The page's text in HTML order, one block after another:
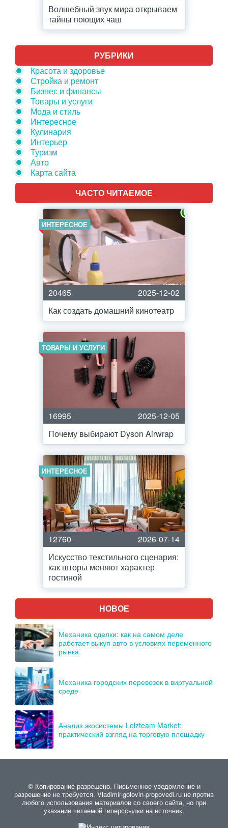
Волшебный звук мира открываем
тайны поющих чаш
РУБРИКИ
Красота и здоровье
Стройка и ремонт
Бизнес и финансы
Товары и услуги
Мода и стиль
Интересное
Кулинария
Интерьер
Туризм
Авто
Карта сайта
ЧАСТО ЧИТАЕМОЕ
ИНТЕРЕСНОЕ
20465
2025-12-02
Как создать домашний кинотеатр
ТОВАРЫ И УСЛУГИ
16995
2025-12-05
Почему выбирают Dyson Airwrap
ИНТЕРЕСНОЕ
12760
2026-07-14
Искусство текстильного сценария:
как шторы меняют характер
гостиной
НОВОЕ
Механика сделки: как на самом деле
работает выкуп авто в условиях переменного
рынка
Механика городских перевозок в виртуальной
среде
Анализ экосистемы Lolzteam Market:
практический взгляд на торговую площадку
© Копирование разрешено. Письменное уведомление и
разрешение не требуется. Vladimir-golovin-propovedi.ru не против
любого использования материалов со своего сайта, но при
указании читаемой гиперссылки на источник.